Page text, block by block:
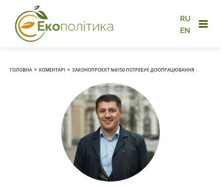
RU
EN
ГОЛОВНА › КОМЕНТАРІ › ЗАКОНОПРОЄКТ №8150 ПОТРЕБУЄ ДООПРАЦЮВАННЯ